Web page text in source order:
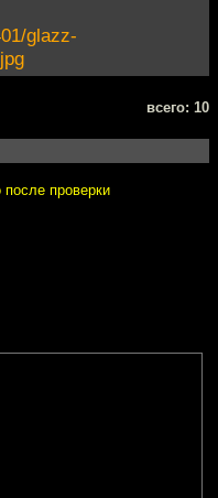
glazz-
всего: 10
после проверки